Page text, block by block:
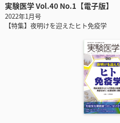
実験医学 Vol.40 No.1【電子版】
2022年1月号
【特集】夜明けを迎えたヒト免疫学